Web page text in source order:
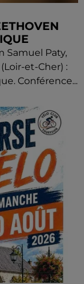
Samuel Paty,
et-Cher) :
Conférence...